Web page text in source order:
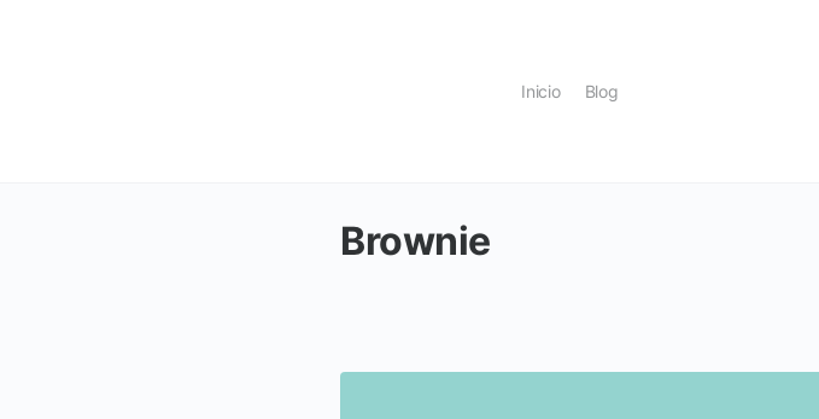
Inicio Blog
Brownie